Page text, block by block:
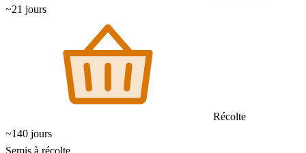
~21 jours
Récolte
~140 jours